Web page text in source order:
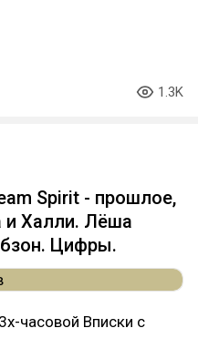
1.3K
Spirit - прошлое,
и Халли. Лёша
Цифры.
часовой Вписки с